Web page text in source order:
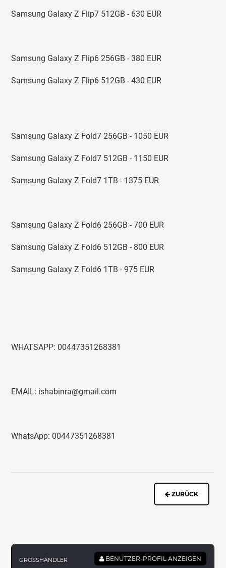
Samsung Galaxy Z Flip7 512GB - 630 EUR
Samsung Galaxy Z Flip6 256GB - 380 EUR
Samsung Galaxy Z Flip6 512GB - 430 EUR
Samsung Galaxy Z Fold7 256GB - 1050 EUR
Samsung Galaxy Z Fold7 512GB - 1150 EUR
Samsung Galaxy Z Fold7 1TB - 1375 EUR
Samsung Galaxy Z Fold6 256GB - 700 EUR
Samsung Galaxy Z Fold6 512GB - 800 EUR
Samsung Galaxy Z Fold6 1TB - 975 EUR
WHATSAPP: 00447351268381
EMAIL: ishabinra@gmail.com
WhatsApp: 00447351268381
ZURÜCK
GROSSHÄNDLER BENUTZER-PROFIL ANZEIGEN